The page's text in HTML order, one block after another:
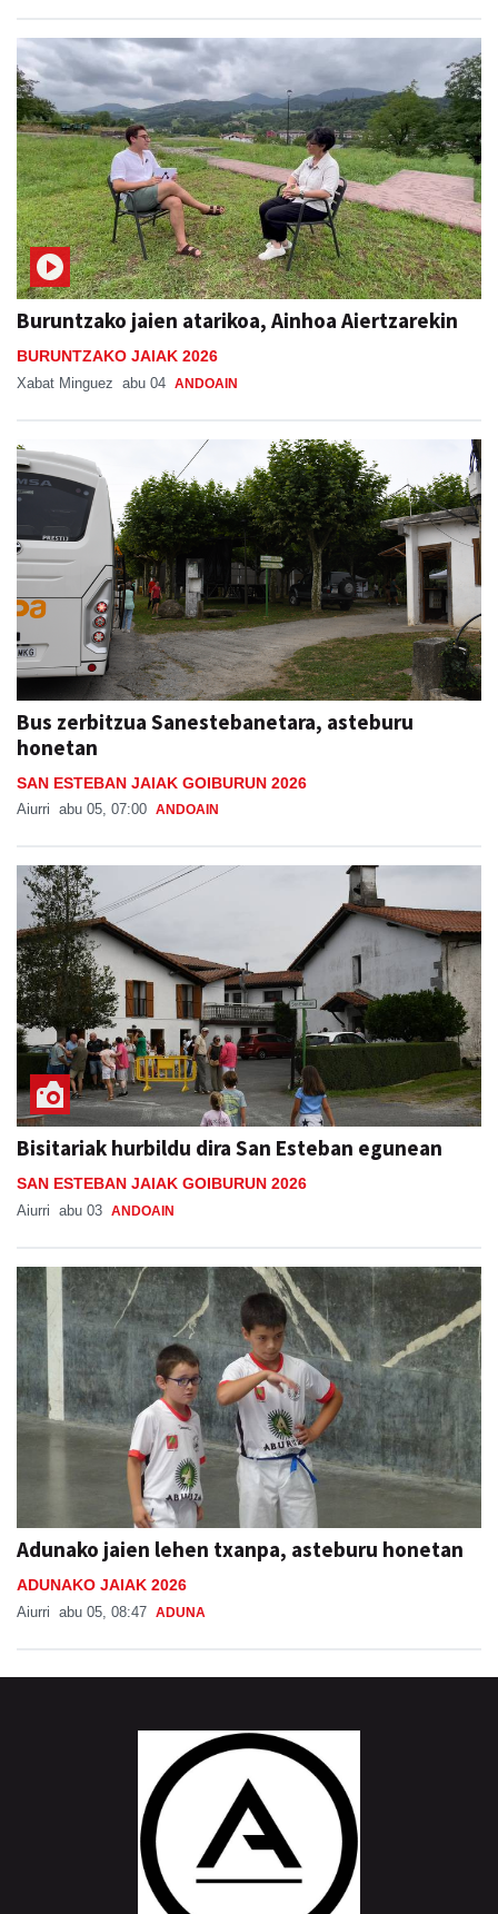
Buruntzako jaien atarikoa, Ainhoa Aiertzarekin
BURUNTZAKO JAIAK 2026
Xabat Minguez abu 04 ANDOAIN
Bus zerbitzua Sanestebanetara, asteburu
honetan
SAN ESTEBAN JAIAK GOIBURUN 2026
Aiurri abu 05, 07:00 ANDOAIN
Bisitariak hurbildu dira San Esteban egunean
SAN ESTEBAN JAIAK GOIBURUN 2026
Aiurri abu 03 ANDOAIN
Adunako jaien lehen txanpa, asteburu honetan
ADUNAKO JAIAK 2026
Aiurri abu 05, 08:47 ADUNA